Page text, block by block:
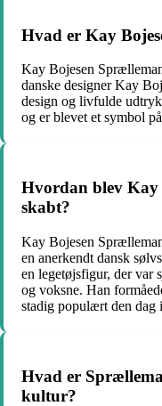
Hvad er Kay
Kay Bojesen
danske designer Kay
design og livfulde
og er blevet et symbol
Hvordan blev Kay
skabt?
Kay Bojesen
en anerkendt dansk
en legetøjsfigur, der var
og voksne. Han
stadig populært den dag
Hvad er
kultur?